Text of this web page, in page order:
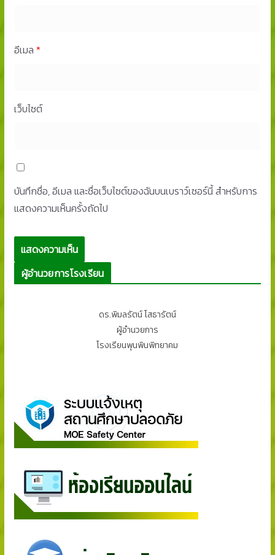
อีเมล *
เว็บไซต์
บันทึกชื่อ, อีเมล และชื่อเว็บไซต์ของฉันบนเบราว์เซอร์นี้ สำหรับการ
แสดงความเห็นครั้งถัดไป
ผู้อำนวยการโรงเรียน
ดร.พิมลรัตน์ โสธารัตน์
ผู้อำนวยการ
โรงเรียนพุนพินพิทยาคม